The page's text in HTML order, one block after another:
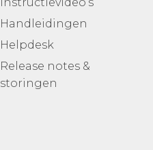
Handleidingen
Helpdesk
Release notes &
storingen